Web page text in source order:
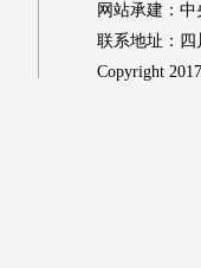
网站承建：
联系地址：四
Copyright